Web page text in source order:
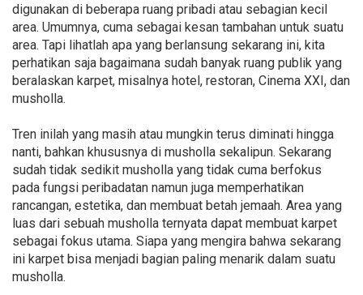
digunakan di beberapa ruang pribadi atau sebagian kecil
area. Umumnya, cuma sebagai kesan tambahan untuk suatu
area. Tapi lihatlah apa yang berlansung sekarang ini, kita
perhatikan saja bagaimana sudah banyak ruang publik yang
beralaskan karpet, misalnya hotel, restoran, Cinema XXI, dan
musholla.
Tren inilah yang masih atau mungkin terus diminati hingga
nanti, bahkan khususnya di musholla sekalipun. Sekarang
sudah tidak sedikit musholla yang tidak cuma berfokus
pada fungsi peribadatan namun juga memperhatikan
rancangan, estetika, dan membuat betah jemaah. Area yang
luas dari sebuah musholla ternyata dapat membuat karpet
sebagai fokus utama. Siapa yang mengira bahwa sekarang
ini karpet bisa menjadi bagian paling menarik dalam suatu
musholla.